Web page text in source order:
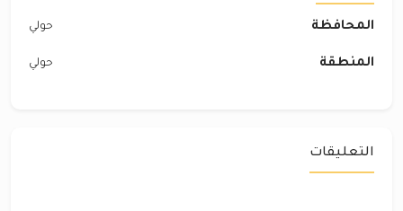
المحافظة حولي
المنطقة حولي
التعليقات